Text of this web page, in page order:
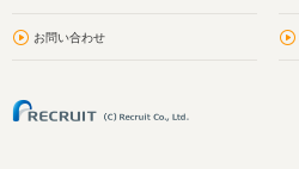
お問い合わせ